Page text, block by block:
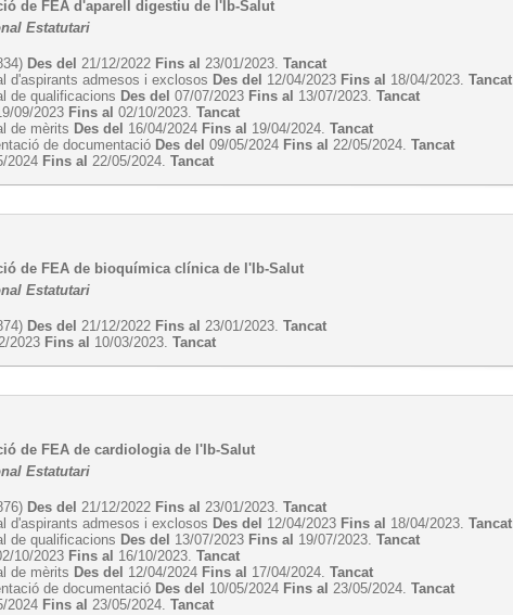
de FEA d'aparell digestiu de l'Ib-Salut
Estatutari
Des del 21/12/2022 Fins al 23/01/2023.Tancat
d'aspirants admesos i exclosos Des del 12/04/2023 Fins al 18/04/2023.Tancat
de qualificacions Des del 07/07/2023 Fins al 13/07/2023.Tancat
09/2023 Fins al 02/10/2023.Tancat
de mèrits Des del 16/04/2024 Fins al 19/04/2024.Tancat
de documentació Des del 09/05/2024 Fins al 22/05/2024.Tancat
2024 Fins al 22/05/2024.Tancat
de FEA de bioquímica clínica de l'Ib-Salut
Estatutari
Des del 21/12/2022 Fins al 23/01/2023.Tancat
2023 Fins al 10/03/2023.Tancat
de FEA de cardiologia de l'Ib-Salut
Estatutari
Des del 21/12/2022 Fins al 23/01/2023.Tancat
d'aspirants admesos i exclosos Des del 12/04/2023 Fins al 18/04/2023.Tancat
de qualificacions Des del 13/07/2023 Fins al 19/07/2023.Tancat
10/2023 Fins al 16/10/2023.Tancat
de mèrits Des del 12/04/2024 Fins al 17/04/2024.Tancat
de documentació Des del 10/05/2024 Fins al 23/05/2024.Tancat
2024 Fins al 23/05/2024.Tancat